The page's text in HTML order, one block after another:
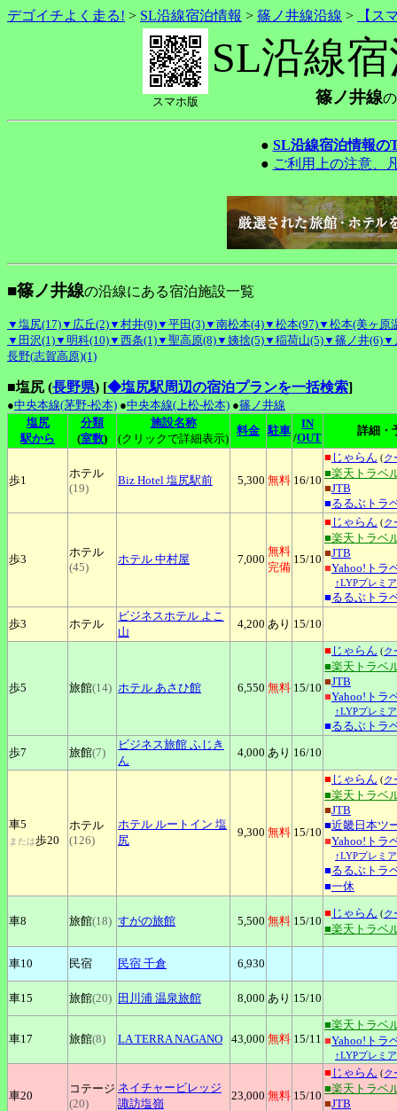
デゴイチよく走る! > SL沿線宿泊情報 > 篠ノ井線沿線 > 【ス
スマホ版
SL沿線
篠ノ井線
● SL沿線宿泊情報の
● ご利用上の注意、
■篠ノ井線の沿線にある宿泊施設一覧
▼塩尻(17)▼広丘(2)▼村井(9)▼平田(3)▼南松本(4)▼松本(97)▼松本(美ヶ原
▼田沢(1)▼明科(10)▼西条(1)▼聖高原(8)▼姨捨(5)▼稲荷山(5)▼篠ノ井(6)▼
長野(志賀高原)(1)
■塩尻 (長野県) [◆塩尻駅周辺の宿泊プランを一括検索]
●中央本線(茅野-松本) ●中央本線(上松-松本) ●篠ノ井線
塩尻
駅から
分類
(室数)
施設名称
(クリックで詳細表示)
料金 駐車
IN
/OUT
詳細・
歩1
ホテル
(19)
Biz Hotel 塩尻駅前 5,300 無料 16/10
■ じゃらん (ク
■楽天トラベ
■JTB
■るるぶトラ
歩3
ホテル
(45)
ホテル 中村屋 7,000
無料
完備
15/10
■ じゃらん (ク
■楽天トラベ
■JTB
■Yahoo!トラ
↑LYPプレミ
■るるぶトラ
歩3
ホテル
ビジネスホテル よこ
山
4,200 あり 15/10
歩5 旅館(14) ホテル あさひ館 6,550 無料 15/10
■ じゃらん (ク
■楽天トラベ
■JTB
■Yahoo!トラ
↑LYPプレミ
■るるぶトラ
歩7
旅館(7)
ビジネス旅館 ふじき
ん
4,000 あり 16/10
車5
または歩20
ホテル
(126)
ホテル ルートイン 塩
尻
9,300 無料 15/10
■ じゃらん (ク
■楽天トラベ
■JTB
■近畿日本ツ
■Yahoo!トラ
↑LYPプレミ
■るるぶトラ
■一休
車8 旅館(18) すがの旅館 5,500 無料 15/10
■ じゃらん (ク
■楽天トラベ
車10 民宿 民宿 千倉 6,930
車15 旅館(20) 田川浦 温泉旅館 8,000 あり 15/10
車17 旅館(8) LATERRA NAGANO 43,000 無料 15/11
■楽天トラベ
■Yahoo!トラ
↑LYPプレミ
車20
コテージ
(20)
ネイチャービレッジ
諏訪塩嶺
23,000 無料 15/10
■ じゃらん (ク
■楽天トラベ
■JTB